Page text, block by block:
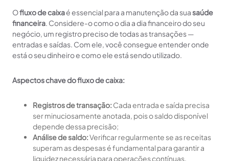
Ofluxo de caixaé essencial para a manutenção da suasaúde
financeira. Considere-o como o dia a dia financeiro do seu
negócio, um registro preciso de todas as transações —
entradas e saídas. Com ele, você consegue entender onde
está o seu dinheiro e como ele está sendo utilizado.
Aspectos chave do fluxo de caixa:
Registros de transação: Cada entrada e saída precisa
ser minuciosamente anotada, pois o saldo disponível
depende dessa precisão;
Análise de saldo:Verificar regularmente se as receitas
superam as despesas é fundamental para garantir a
liquidez necessária para operações contínuas.